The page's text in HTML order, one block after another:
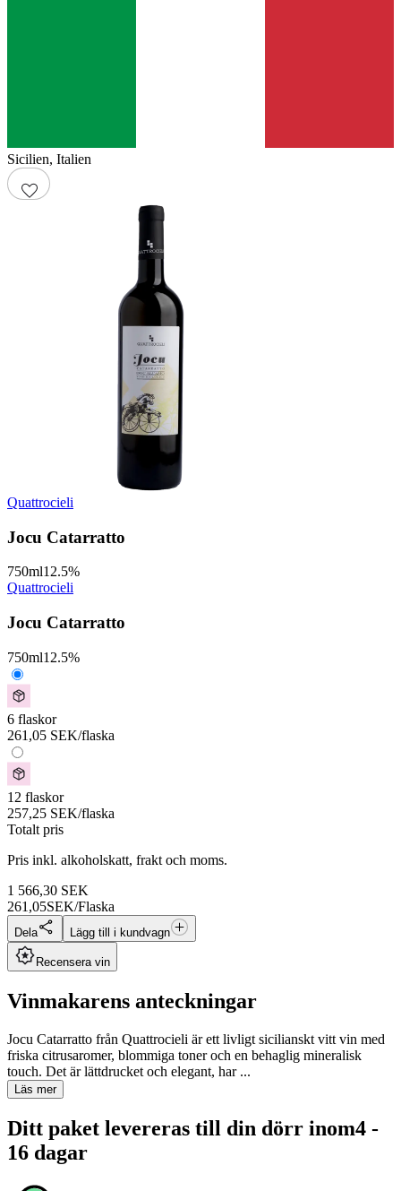
Sicilien, Italien
Quattrocieli
Jocu Catarratto
750ml12.5%
Quattrocieli
Jocu Catarratto
750ml12.5%
6 flaskor
261,05 SEK/flaska
12 flaskor
257,25 SEK/flaska
Totalt pris
Pris inkl. alkoholskatt, frakt och moms.
1 566,30 SEK
261,05SEK/Flaska
Dela Lägg till i kundvagn
Recensera vin
Vinmakarens anteckningar
Jocu Catarratto från Quattrocieli är ett livligt sicilianskt vitt vin med
friska citrusaromer, blommiga toner och en behaglig mineralisk
touch. Det är lättdrucket och elegant, har ...
Läs mer
Ditt paket levereras till din dörr inom4 -
16 dagar